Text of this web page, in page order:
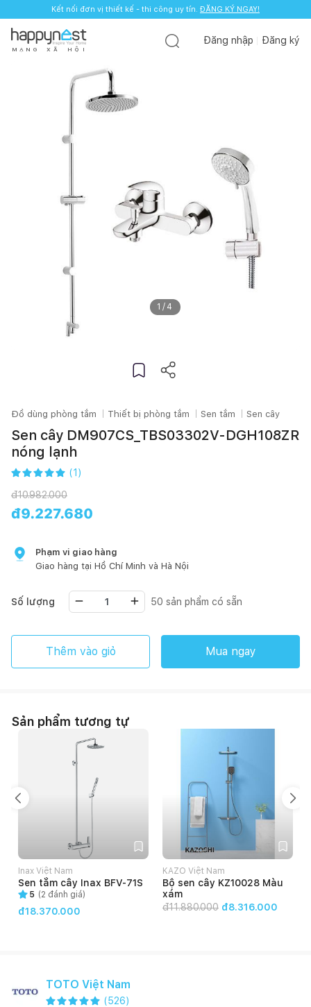
Kết nối đơn vị thiết kế - thi công uy tín. ĐĂNG KÝ NGAY!
M Ạ N G X Ã H Ộ I
Đăng nhập Đăng ký
1 / 4
Đồ dùng phòng tắm Thiết bị phòng tắm Sen tắm Sen cây
Sen cây DM907CS_TBS03302V-DGH108ZR
nóng lạnh
(1 )
đ10.982.000
đ9.227.680
Phạm vi giao hàng
Giao hàng tại Hồ Chí Minh và Hà Nội
Số lượng 50 sản phẩm có sẵn
Thêm vào giỏ Mua ngay
Sản phẩm tương tự
Inax Việt Nam
Sen tắm cây Inax BFV-71S
5 (2 đánh giá)
đ18.370.000
KAZO Việt Nam
Bộ sen cây KZ10028 Màu
xám
đ11.880.000 đ8.316.000
TOTO Việt Nam
(526)